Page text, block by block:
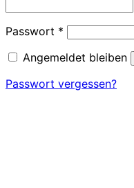
Passwort * Erforderlich
Angemeldet bleiben
Passwort vergessen?